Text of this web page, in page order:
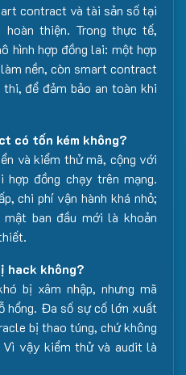
contract và tài sản số tại
thiện. Trong thực tế,
hình hợp đồng lai: một hợp
nền, còn smart contract
để đảm bảo an toàn khi
có tốn kém không?
và kiểm thử mã, cộng với
hợp đồng chạy trên mạng.
chi phí vận hành khá nhỏ;
ban đầu mới là khoản
hack không?
bị xâm nhập, nhưng mã
hổng. Đa số sự cố lớn xuất
bị thao túng, chứ không
vậy kiểm thử và audit là